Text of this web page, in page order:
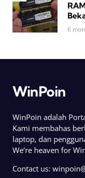
6
WinPoin
WinPoin adalah
Kami membahas
laptop, dan
We’re heaven for
Contact us: